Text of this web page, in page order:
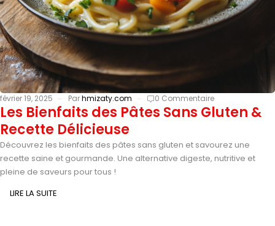
février 19, 2025 Parhmizaty.com 0 Commentaire
Les Bienfaits des Pâtes Sans Gluten &
Recette Délicieuse
Découvrez les bienfaits des pâtes sans gluten et savourez une
recette saine et gourmande. Une alternative digeste, nutritive et
pleine de saveurs pour tous !
LIRE LA SUITE